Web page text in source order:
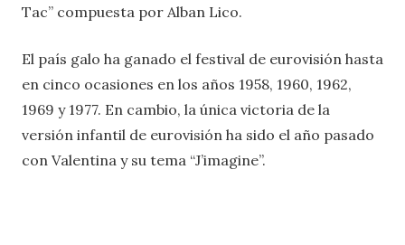
Tac” compuesta por Alban Lico.
El país galo ha ganado el festival de eurovisión hasta
en cinco ocasiones en los años 1958, 1960, 1962,
1969 y 1977. En cambio, la única victoria de la
versión infantil de eurovisión ha sido el año pasado
con Valentina y su tema “J’imagine”.